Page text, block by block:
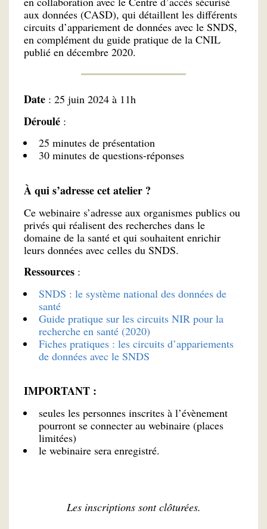
aux données (CASD), qui détaillent les différents
circuits d’appariement de données avec le SNDS,
en complément du guide pratique de la CNIL
publié en décembre 2020.
Date : 25 juin 2024 à 11h
Déroulé :
25 minutes de présentation
30 minutes de questions-réponses
À qui s’adresse cet atelier ?
Ce webinaire s’adresse aux organismes publics ou
privés qui réalisent des recherches dans le
domaine de la santé et qui souhaitent enrichir
leurs données avec celles du SNDS.
Ressources :
SNDS : le système national des données de
santé
Guide pratique sur les circuits NIR pour la
recherche en santé (2020)
Fiches pratiques : les circuits d’appariements
de données avec le SNDS
IMPORTANT :
seules les personnes inscrites à l’évènement
pourront se connecter au webinaire (places
limitées)
le webinaire sera enregistré.
Les inscriptions sont clôturées.